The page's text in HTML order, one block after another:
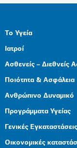
Το Υγεία
Ιατροί
Ασθενείς – Διεθνείς
Ποιότητα & Ασφάλεια
Ανθρώπινο Δυναμικό
Προγράμματα Υγείας
Γενικές Εγκαταστάσεις
Οικονομικές